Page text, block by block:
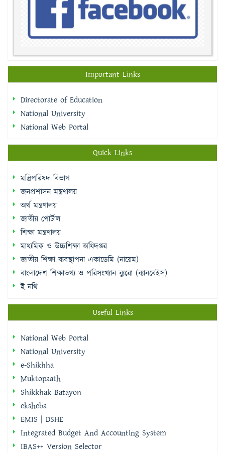
Important Links
Directorate of Education
National University
National Web Portal
Quick Links
মন্ত্রিপরিষদ বিভাগ
জনপ্রশাসন মন্ত্রণালয়
অর্থ মন্ত্রণালয়
জাতীয় পোর্টাল
শিক্ষা মন্ত্রণালয়
মাধ্যমিক ও উচ্চশিক্ষা অধিদপ্তর
জাতীয় শিক্ষা ব্যবস্থাপনা একাডেমি (নায়েম)
বাংলাদেশ শিক্ষাতথ্য ও পরিসংখ্যান ব্যুরো (ব্যানবেইস)
ই-নথি
Useful Links
National Web Portal
National University
e-Shikhha
Muktopaath
Shikkhak Batayon
eksheba
EMIS | DSHE
Integrated Budget And Accounting System
IBAS++ Version Selector